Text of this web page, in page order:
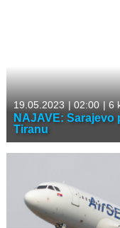
19.05.2023 |02:00 |6
NAJAVE:
Tiranu